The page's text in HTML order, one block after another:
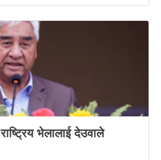
भेलालाई देउवाले